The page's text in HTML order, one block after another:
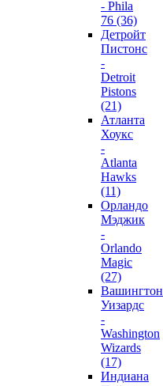
- Phila
76 (36)
Детройт
Пистонс
-
Detroit
Pistons
(21)
Атланта
Хоукс
-
Atlanta
Hawks
(11)
Орландо
Мэджик
-
Orlando
Magic
(27)
Вашингтон
Уизардс
-
Washington
Wizards
(17)
Индиана